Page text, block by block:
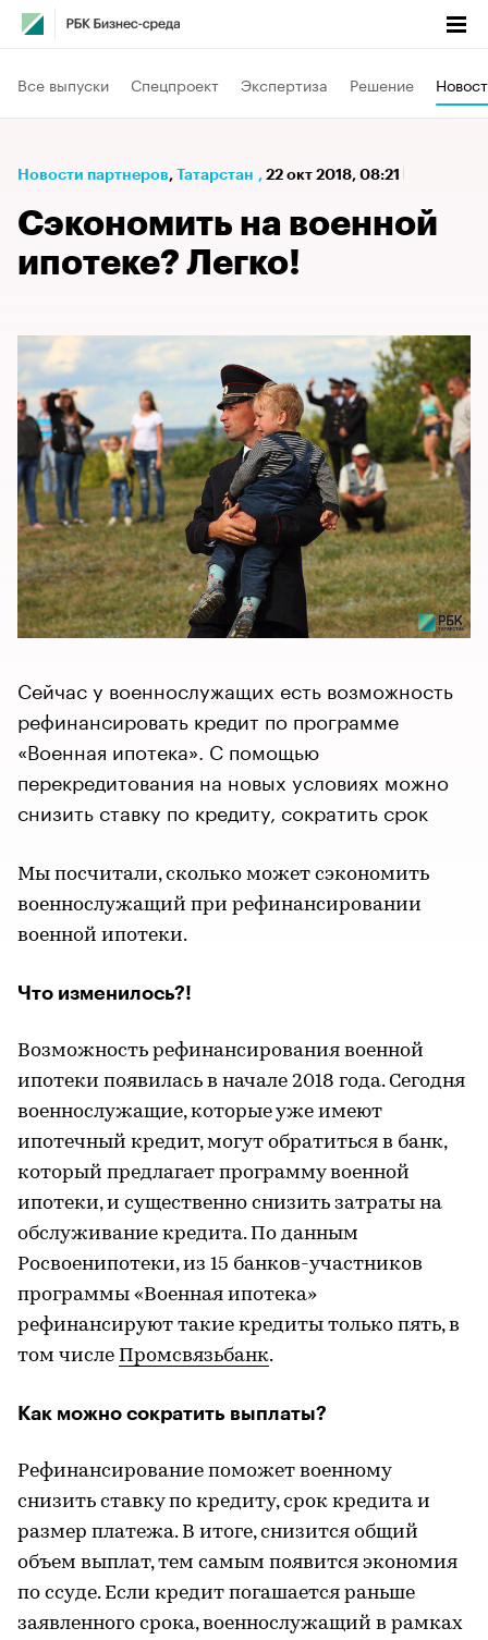
Все выпуски Спецпроект Экспертиза Решение
Новости партнеров⁠, Татарстан , 22 окт 2018, 08:21
Сэкономить на военной
ипотеке? Легко!
Сейчас у военнослужащих есть возможность
рефинансировать кредит по программе
«Военная ипотека». С помощью
перекредитования на новых условиях можно
снизить ставку по кредиту, сократить срок
Мы посчитали, сколько может сэкономить
военнослужащий при рефинансировании
военной ипотеки.
Что изменилось?!
Возможность рефинансирования военной
ипотеки появилась в начале 2018 года. Сегодня
военнослужащие, которые уже имеют
ипотечный кредит, могут обратиться в банк,
который предлагает программу военной
ипотеки, и существенно снизить затраты на
обслуживание кредита. По данным
Росвоенипотеки, из 15 банков-участников
программы «Военная ипотека»
рефинансируют такие кредиты только пять, в
том числе Промсвязьбанк.
Как можно сократить выплаты?
Рефинансирование поможет военному
снизить ставку по кредиту, срок кредита и
размер платежа. В итоге, снизится общий
объем выплат, тем самым появится экономия
по ссуде. Если кредит погашается раньше
заявленного срока, военнослужащий в рамках